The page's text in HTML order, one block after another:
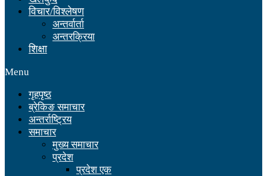
विचार/विश्लेषण
अन्तर्वार्ता
अन्तरक्रिया
शिक्षा
Menu
गृहपृष्ठ
ब्रेकिङ समाचार
अन्तर्राष्ट्रिय
समाचार
मुख्य समाचार
प्रदेश
प्रदेश एक